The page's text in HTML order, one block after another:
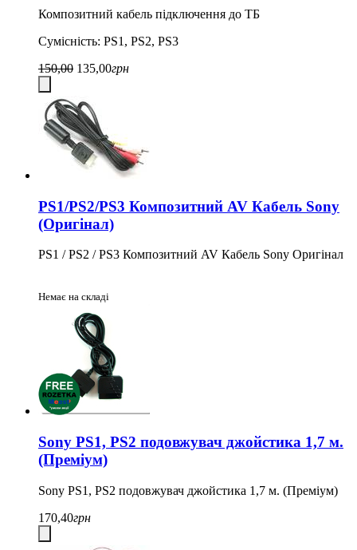
Композитний кабель підключення до ТБ
Сумісність: PS1, PS2, PS3
150,00 135,00грн
PS1/PS2/PS3 Композитний AV Кабель Sony
(Оригінал)
PS1 / PS2 / PS3 Композитний AV Кабель Sony Оригінал
Немає на складі
Sony PS1, PS2 подовжувач джойстика 1,7 м.
(Преміум)
Sony PS1, PS2 подовжувач джойстика 1,7 м. (Преміум)
170,40грн